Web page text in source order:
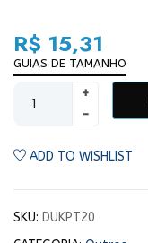
R$ 15,31
GUIAS DE TAMANHO
ADD TO WISHLIST
SKU: DUKPT20